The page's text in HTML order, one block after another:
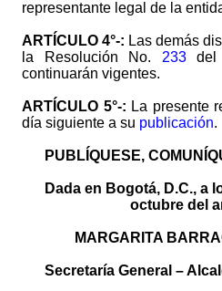
representante legal de la
ARTÍCULO 4°-: Las demás
la Resolución No. 233del
continuarán vigentes.
ARTÍCULO 5°-: La presente
día siguiente a su publicación.
PUBLÍQUESE,
Dada en Bogotá, D.C., a
octubre del
MARGARITA
Secretaría General –